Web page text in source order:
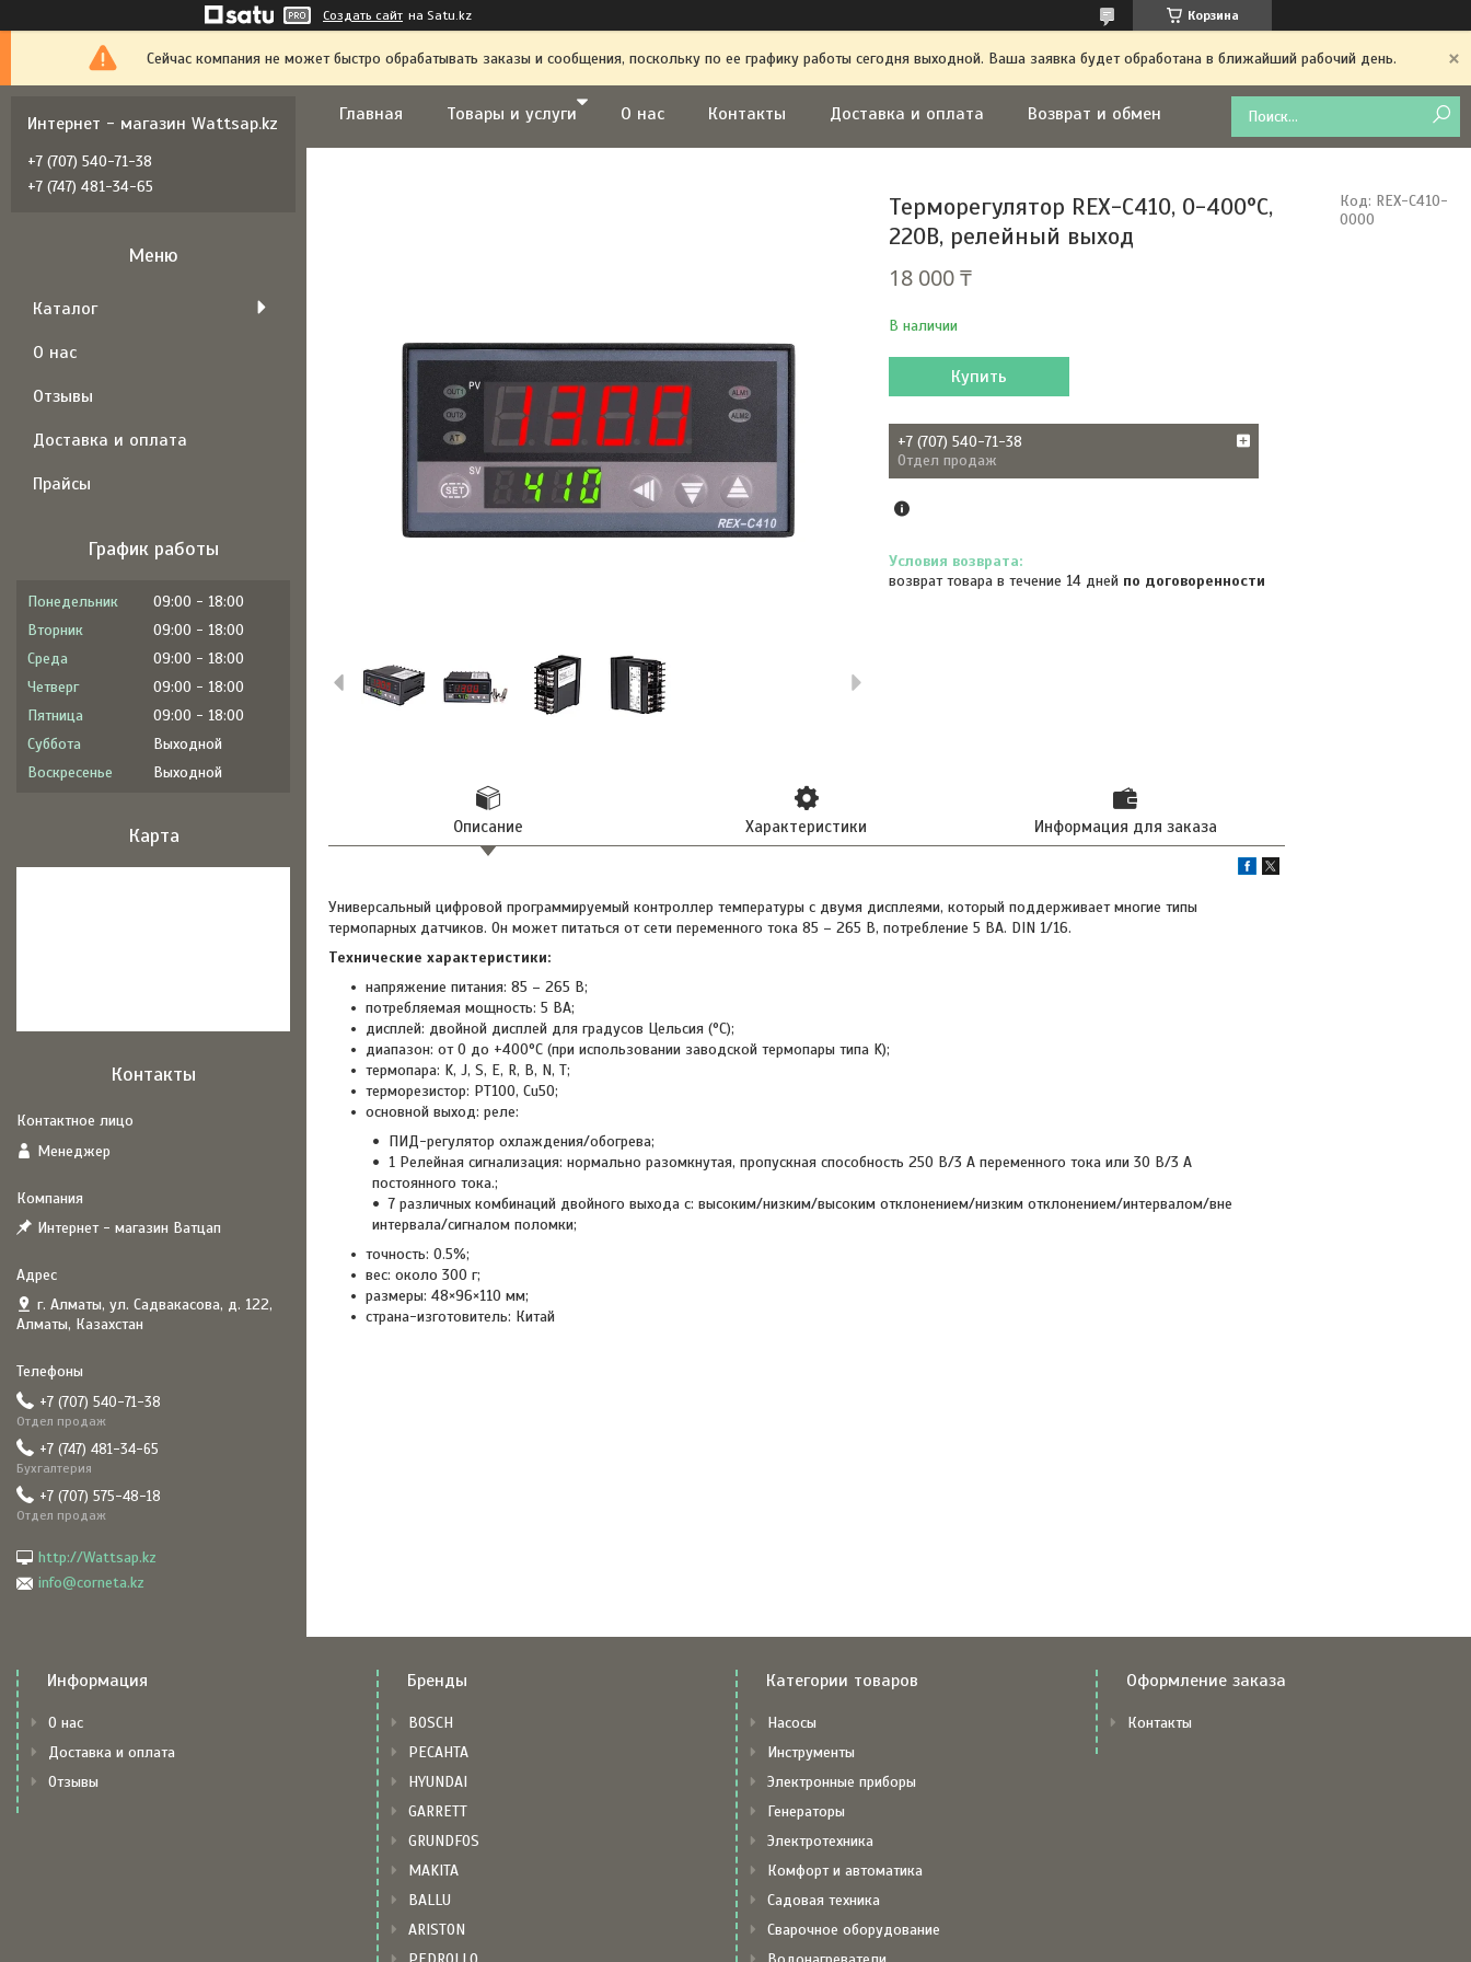
Создать сайт на Satu.kz Корзина
Сейчас компания не может быстро обрабатывать заказы и сообщения, поскольку по ее графику работы сегодня выходной. Ваша заявка будет обработана в ближайший рабочий день.
Главная Товары и услуги О нас Контакты Доставка и оплата Возврат и обмен
Терморегулятор REX-C410, 0-400°C,
220В, релейный выход
18 000 ₸
В наличии
Код: REX-C410-
0000
Купить
+7 (707) 540-71-38
Отдел продаж
возврат товара в течение 14 дней по договоренности
Описание Характеристики Информация для заказа
Универсальный цифровой программируемый контроллер температуры с двумя дисплеями, который поддерживает многие типы
термопарных датчиков. Он может питаться от сети переменного тока 85 – 265 В, потребление 5 ВА. DIN 1/16.
Технические характеристики:
напряжение питания: 85 – 265 В;
потребляемая мощность: 5 ВА;
дисплей: двойной дисплей для градусов Цельсия (°C);
диапазон: от 0 до +400°C (при использовании заводской термопары типа K);
термопара: K, J, S, E, R, B, N, T;
терморезистор: PT100, Cu50;
основной выход: реле:
ПИД-регулятор охлаждения/обогрева;
1 Релейная сигнализация: нормально разомкнутая, пропускная способность 250 В/3 А переменного тока или 30 В/3 А
постоянного тока.;
7 различных комбинаций двойного выхода с: высоким/низким/высоким отклонением/низким отклонением/интервалом/вне
интервала/сигналом поломки;
точность: 0.5%;
вес: около 300 г;
размеры: 48×96×110 мм;
страна-изготовитель: Китай
Интернет - магазин Wattsap.kz
+7 (707) 540-71-38
+7 (747) 481-34-65
Каталог
О нас
Отзывы
Доставка и оплата
Прайсы
График работы
Понедельник 09:00
18:00
Вторник
09:00
18:00
Среда
09:00
18:00
Четверг
09:00
18:00
Пятница
09:00
18:00
Суббота
Выходной
Воскресенье
Выходной
Карта
Контакты
Менеджер
Интернет - магазин Ватцап
г. Алматы, ул. Садвакасова, д. 122,
Алматы, Казахстан
+7 (707) 540-71-38
Отдел продаж
+7 (747) 481-34-65
Бухгалтерия
+7 (707) 575-48-18
Отдел продаж
http://Wattsap.kz
info@corneta.kz
Информация
О нас
Доставка и оплата
Отзывы
Бренды
BOSCH
РЕСАНТА
HYUNDAI
GARRETT
GRUNDFOS
MAKITA
BALLU
ARISTON
Категории товаров
Насосы
Инструменты
Электронные приборы
Генераторы
Электротехника
Комфорт и автоматика
Садовая техника
Сварочное оборудование
Оформление заказа
Контакты